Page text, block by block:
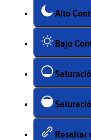
Alto
Bajo
Resaltar